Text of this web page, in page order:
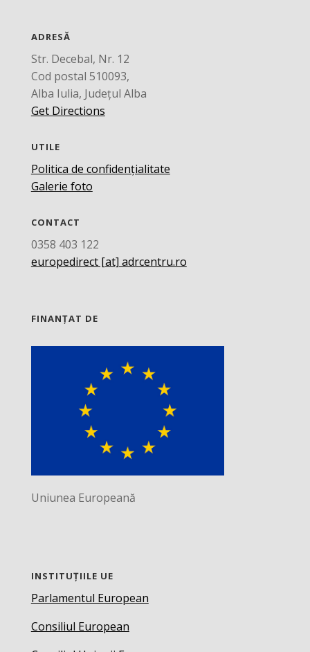
ADRESĂ
Str. Decebal, Nr. 12
Cod postal 510093,
Alba Iulia, Județul Alba
Get Directions
UTILE
Politica de confidențialitate
Galerie foto
CONTACT
0358 403 122
europedirect [at] adrcentru.ro
FINANȚAT DE
Uniunea Europeană
INSTITUȚIILE UE
Parlamentul European
Consiliul European